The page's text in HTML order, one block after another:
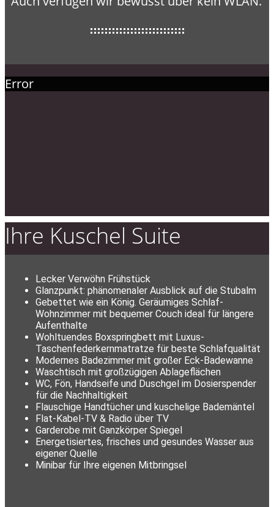
Error
Ihre Kuschel Suite
Lecker Verwöhn Frühstück
Glanzpunkt: phänomenaler Ausblick auf die Stubalm
Gebettet wie ein König. Geräumiges Schlaf-
Wohnzimmer mit bequemer Couch ideal für längere
Aufenthalte
Wohltuendes Boxspringbett mit Luxus-
Taschenfederkernmatratze für beste Schlafqualität
Modernes Badezimmer mit großer Eck-Badewanne
Waschtisch mit großzügigen Ablageflächen
WC, Fön, Handseife und Duschgel im Dosierspender
für die Nachhaltigkeit
Flauschige Handtücher und kuschelige Bademäntel
Flat-Kabel-TV & Radio über TV
Garderobe mit Ganzkörper Spiegel
Energetisiertes, frisches und gesundes Wasser aus
eigener Quelle
Minibar für Ihre eigenen Mitbringsel